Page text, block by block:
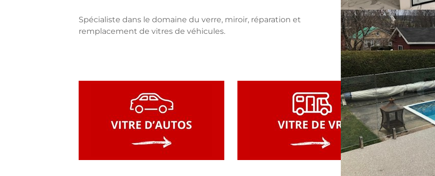
Spécialiste dans le domaine du verre, miroir, réparation et
remplacement de vitres de véhicules.